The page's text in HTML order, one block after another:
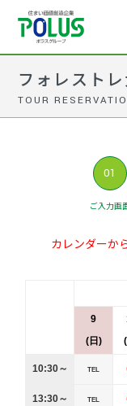
フォレスト
TOUR
01
ご入力画
カレンダーか
9
(日)
10:30～ TEL
13:30～ TEL